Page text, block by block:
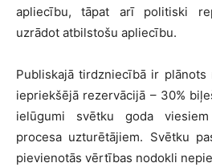
apliecību, tāpat arī politiski
uzrādot atbilstošu apliecību.
Publiskajā tirdzniecībā ir plānots
iepriekšējā rezervācijā – 30%
ielūgumi svētku goda
procesa uzturētājiem. Svētku
pievienotās vērtības nodokli